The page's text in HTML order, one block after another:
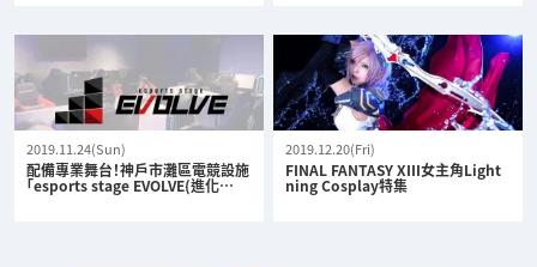
2019.11.24(Sun)
配備專業舞台！神戶市灘區電競設施
「esports stage EVOLVE(進化…
2019.12.20(Fri)
FINAL FANTASY XIII女主角Light
ning Cosplay特集